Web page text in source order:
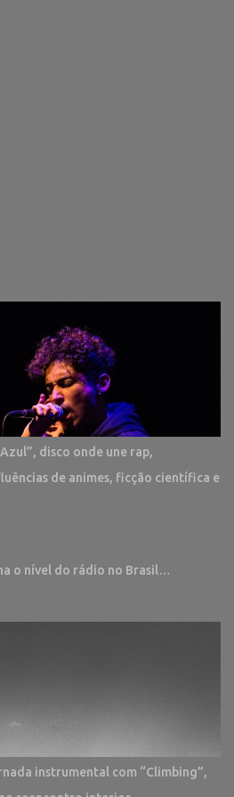
disco onde une rap,
de animes, ficção científica e
o nível do rádio no Brasil…
instrumental com “Climbing”,